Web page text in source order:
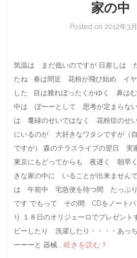
家の中
Posted on 2012年3
気温は まだ低いのですが 日差しは
たね 春は間近 花粉が飛び始め イ
した 目は腫れぼったくかゆく 鼻は
中は ぼーーとして 思考が定まらな
は 耄碌のせいではなく 花粉症のせ
にいるのが 大好きなワタシですが（
ですが） 森のテラスライブの翌日 実
東京にもどってからも 夜遅く 朝早
きな家の中に いることが出来ませ
は 午前中 宅急便を待つ間 たっぷり
です でもって その間 CDをノートパ
り １８日のオリジェーロでプレゼント
ピーしたり 洗濯したり・・・・あっ
ーーーと 器械...続きを読む？